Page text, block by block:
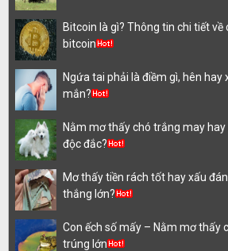
Bitcoin là gì? Thông tin chi tiết về
bitcoin
Ngứa tai phải là điềm gì, hên hay
mắn?
Nằm mơ thấy chó trắng may
độc đắc?
Mơ thấy tiền rách tốt hay xấu
thắng lớn?
Con ếch số mấy – Nằm mơ thấy
trúng lớn